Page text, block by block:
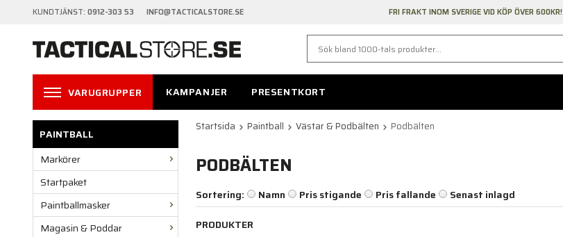
KUNDTJÄNST: 0912-303 53 INFO@TACTICALSTORE.SE FRI FRAKT INOM SVERIGE VID KÖP ÖVER 600KR!
VARUGRUPPER KAMPANJER PRESENTKORT
PAINTBALL
Markörer
Startpaket
Paintballmasker
Magasin & Poddar
Startsida Paintball Västar & Podbälten Podbälten
PODBÄLTEN
Sortering: Namn Pris stigande Pris fallande
Senast inlagd
PRODUKTER